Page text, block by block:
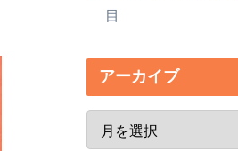
目
アーカイブ